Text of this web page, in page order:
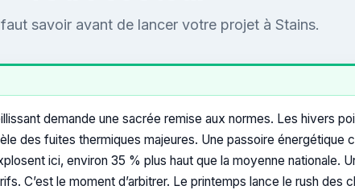
savoir avant de lancer votre projet à Stains.
demande une sacrée remise aux normes. Les hivers
des fuites thermiques majeures. Une passoire énergétique
ici, environ 35 % plus haut que la moyenne nationale.
C’est le moment d’arbitrer. Le printemps lance le rush